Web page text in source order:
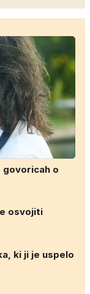
govoricah o
osvojiti
ki ji je uspelo